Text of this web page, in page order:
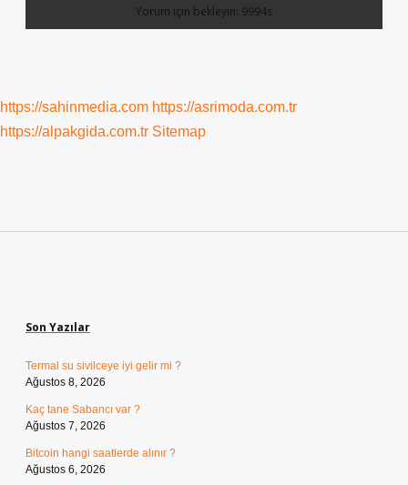
https://sahinmedia.com https://asrimoda.com.tr
https://alpakgida.com.tr Sitemap
Son Yazılar
Termal su sivilceye iyi gelir mi ?
Ağustos 8, 2026
Kaç tane Sabancı var ?
Ağustos 7, 2026
Bitcoin hangi saatlerde alınır ?
Ağustos 6, 2026